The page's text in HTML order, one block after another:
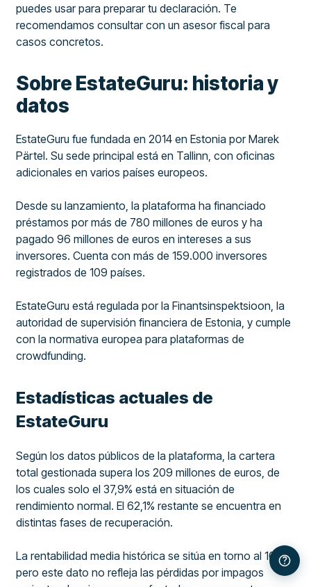
puedes usar para preparar tu declaración. Te
recomendamos consultar con un asesor fiscal para
casos concretos.
Sobre EstateGuru: historia y
datos
EstateGuru fue fundada en 2014 en Estonia por Marek
Pärtel. Su sede principal está en Tallinn, con oficinas
adicionales en varios países europeos.
Desde su lanzamiento, la plataforma ha financiado
préstamos por más de 780 millones de euros y ha
pagado 96 millones de euros en intereses a sus
inversores. Cuenta con más de 159.000 inversores
registrados de 109 países.
EstateGuru está regulada por la Finantsinspektsioon, la
autoridad de supervisión financiera de Estonia, y cumple
con la normativa europea para plataformas de
crowdfunding.
Estadísticas actuales de
EstateGuru
Según los datos públicos de la plataforma, la cartera
total gestionada supera los 209 millones de euros, de
los cuales solo el 37,9% está en situación de
rendimiento normal. El 62,1% restante se encuentra en
distintas fases de recuperación.
La rentabilidad media histórica se sitúa en torno al 10%,
pero este dato no refleja las pérdidas por impagos